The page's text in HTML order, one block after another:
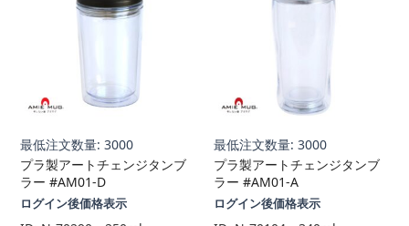
最低注文数量: 3000
プラ製アートチェンジタンブ
ラー #AM01-D
ログイン後価格表示
最低注文数量: 3000
プラ製アートチェンジタンブ
ラー #AM01-A
ログイン後価格表示